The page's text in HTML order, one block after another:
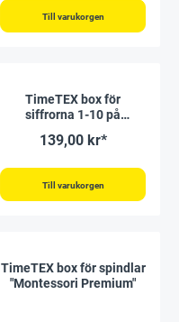
Till varukorgen
TimeTEX box för
siffrorna 1-10 på
Premium"
139,00 kr*
Till varukorgen
TimeTEX box för spindlar
"Montessori Premium"